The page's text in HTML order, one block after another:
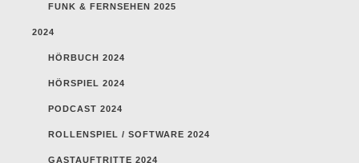
FUNK & FERNSEHEN 2025
2024
HÖRBUCH 2024
HÖRSPIEL 2024
PODCAST 2024
ROLLENSPIEL / SOFTWARE 2024
GASTAUFTRITTE 2024